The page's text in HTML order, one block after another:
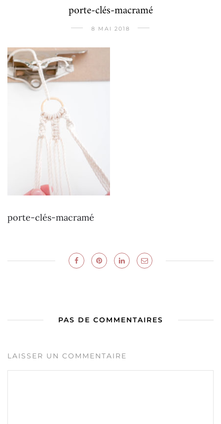
porte-clés-macramé
8 MAI 2018
porte-clés-macramé
PAS DE COMMENTAIRES
LAISSER UN COMMENTAIRE